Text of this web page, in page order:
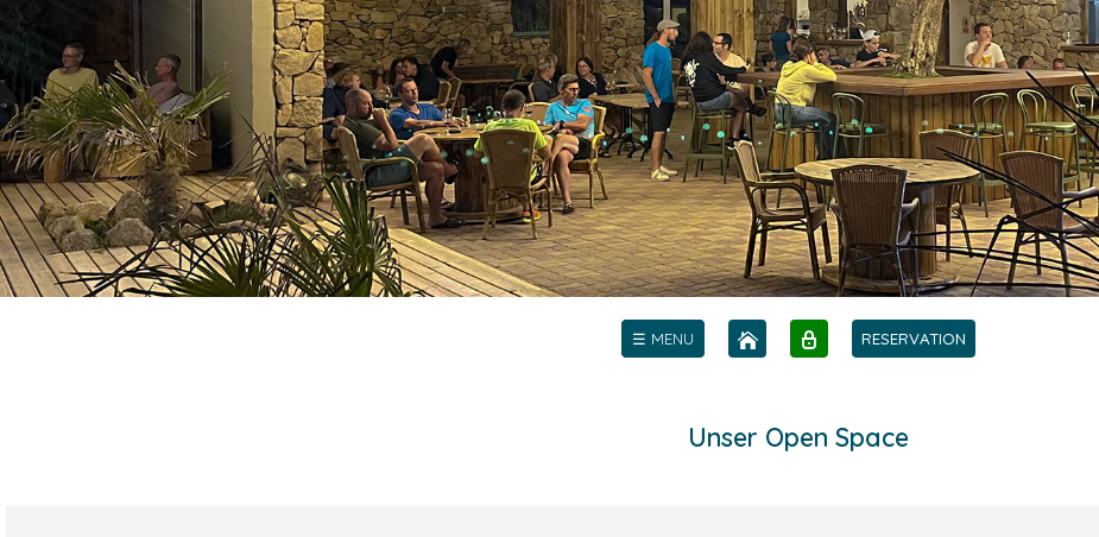
☰ MENU RESERVATION
Unser Open Space